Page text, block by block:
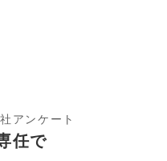
アンケート
任で